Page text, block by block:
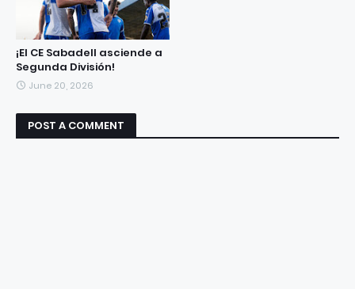
¡El CE Sabadell asciende a
Segunda División!
June 20, 2026
POST A COMMENT